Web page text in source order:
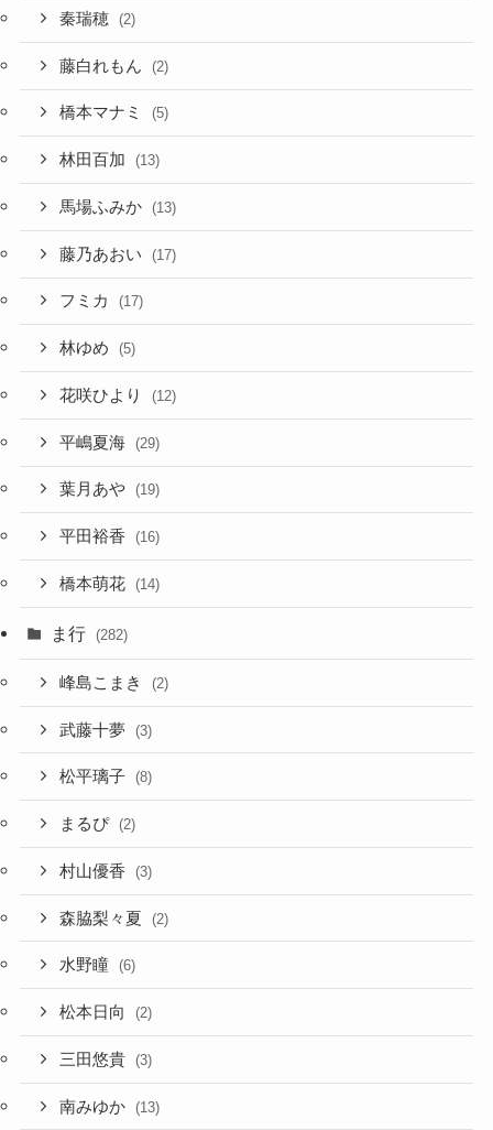
秦瑞穂 (2)
藤白れもん (2)
橋本マナミ (5)
林田百加 (13)
馬場ふみか (13)
藤乃あおい (17)
フミカ (17)
林ゆめ (5)
花咲ひより (12)
平嶋夏海 (29)
葉月あや (19)
平田裕香 (16)
橋本萌花 (14)
ま行 (282)
峰島こまき (2)
武藤十夢 (3)
松平璃子 (8)
まるぴ (2)
村山優香 (3)
森脇梨々夏 (2)
水野瞳 (6)
松本日向 (2)
三田悠貴 (3)
南みゆか (13)